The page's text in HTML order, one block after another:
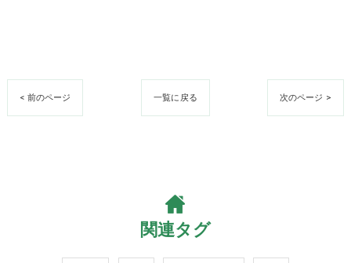
< 前のページ 一覧に戻る 次のページ >
関連タグ